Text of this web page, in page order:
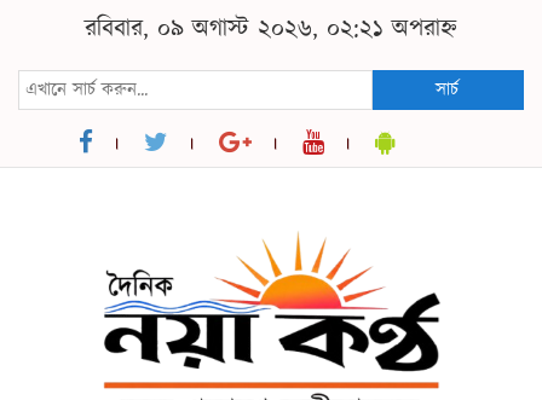
রবিবার, ০৯ অগাস্ট ২০২৬, ০২:২১ অপরাহ্ন
সার্চ